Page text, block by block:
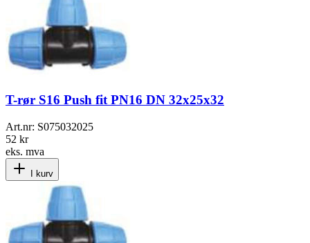
T-rør S16 Push fit PN16 DN 32x25x32
Art.nr: S075032025
52 kr
eks. mva
I kurv